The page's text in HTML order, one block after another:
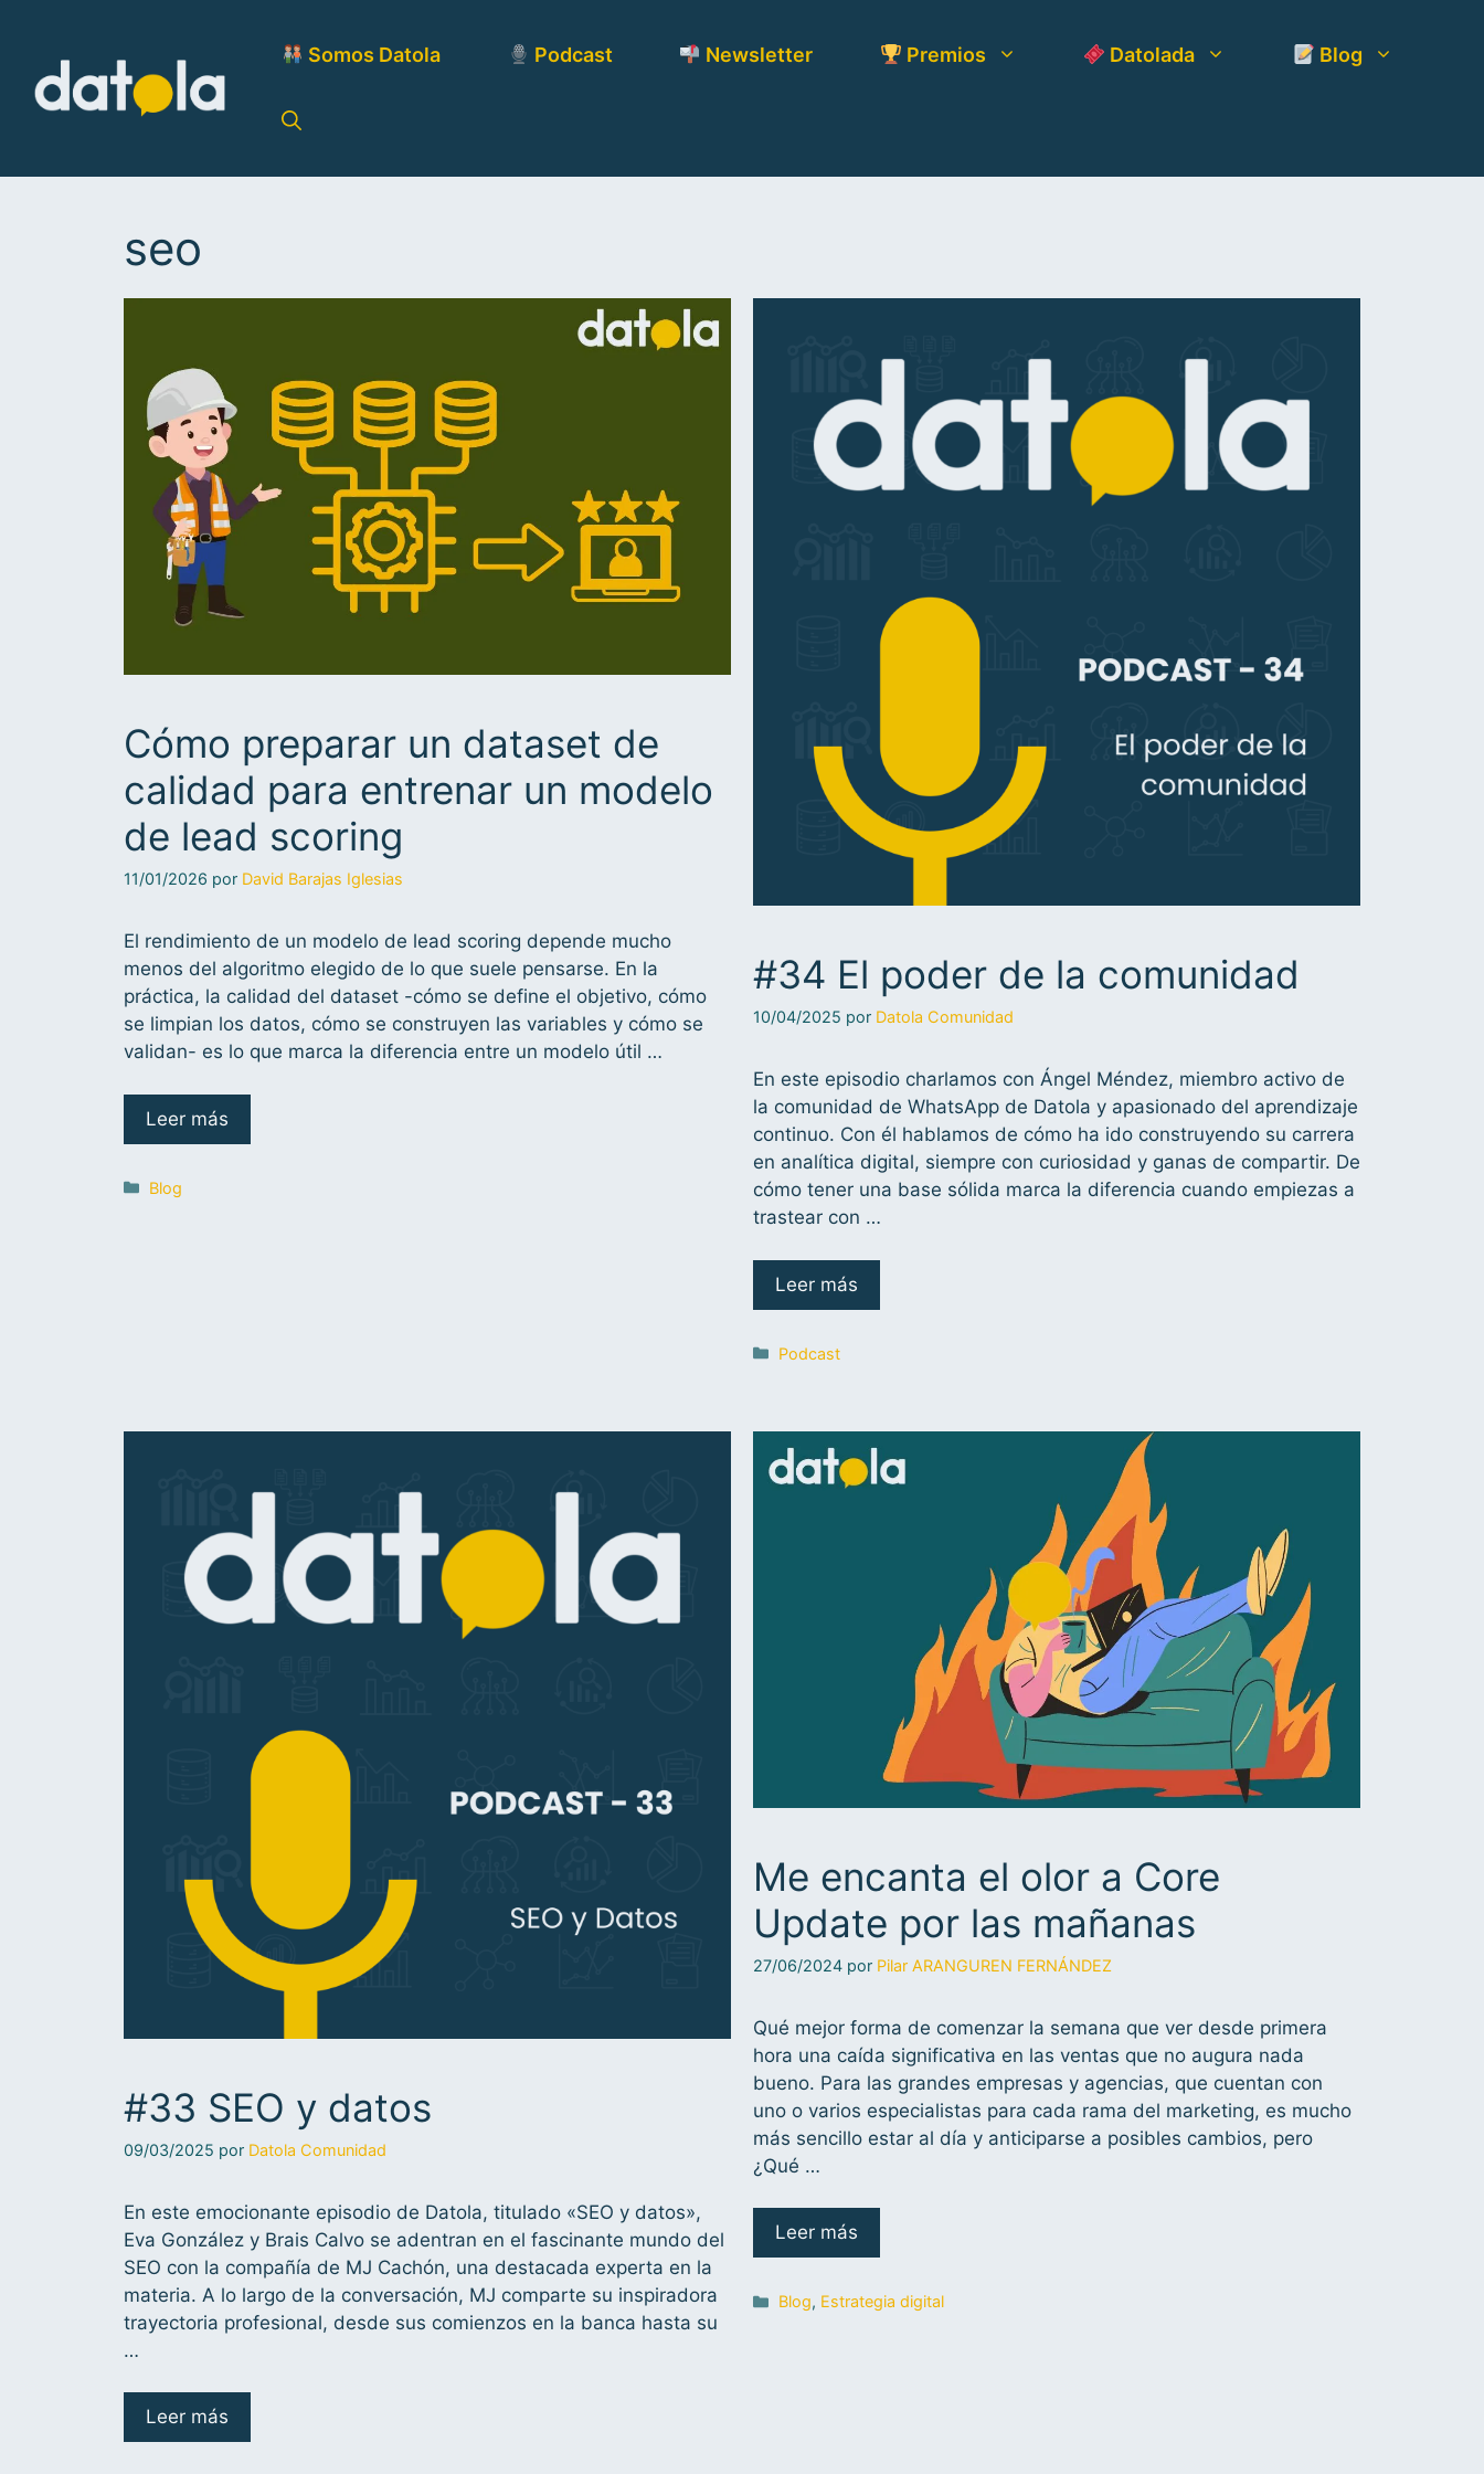
Somos Datola Podcast Newsletter Premios Datolada Blog
seo
Cómo preparar un dataset de
calidad para entrenar un modelo
de lead scoring
11/01/2026 por David Barajas Iglesias
El rendimiento de un modelo de lead scoring depende mucho
menos del algoritmo elegido de lo que suele pensarse. En la
práctica, la calidad del dataset -cómo se define el objetivo, cómo
se limpian los datos, cómo se construyen las variables y cómo se
validan- es lo que marca la diferencia entre un modelo útil …
Leer más
Blog
#34 El poder de la comunidad
10/04/2025 por Datola Comunidad
En este episodio charlamos con Ángel Méndez, miembro activo de
la comunidad de WhatsApp de Datola y apasionado del aprendizaje
continuo. Con él hablamos de cómo ha ido construyendo su carrera
en analítica digital, siempre con curiosidad y ganas de compartir. De
cómo tener una base sólida marca la diferencia cuando empiezas a
trastear con …
Leer más
Podcast
#33 SEO y datos
09/03/2025 por Datola Comunidad
En este emocionante episodio de Datola, titulado «SEO y datos»,
Eva González y Brais Calvo se adentran en el fascinante mundo del
SEO con la compañía de MJ Cachón, una destacada experta en la
materia. A lo largo de la conversación, MJ comparte su inspiradora
trayectoria profesional, desde sus comienzos en la banca hasta su
…
Leer más
Me encanta el olor a Core
Update por las mañanas
27/06/2024 por Pilar ARANGUREN FERNÁNDEZ
Qué mejor forma de comenzar la semana que ver desde primera
hora una caída significativa en las ventas que no augura nada
bueno. Para las grandes empresas y agencias, que cuentan con
uno o varios especialistas para cada rama del marketing, es mucho
más sencillo estar al día y anticiparse a posibles cambios, pero
¿Qué …
Leer más
Blog, Estrategia digital